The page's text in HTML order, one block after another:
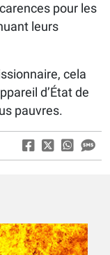
pour les
leurs
cela
d’État de
pauvres.